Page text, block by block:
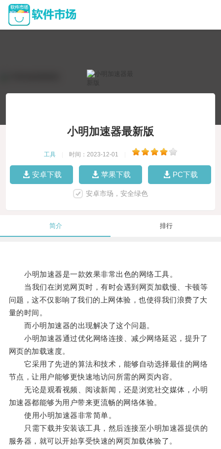
小明加速器最新版
工具 时间：2023-12-01
安卓下载 苹果下载 PC下载
安卓市场，安全绿色
简介 排行
小明加速器是一款效果非常出色的网络工具。
当我们在浏览网页时，有时会遇到网页加载慢、卡顿等
问题，这不仅影响了我们的上网体验，也使得我们浪费了大
量的时间。
而小明加速器的出现解决了这个问题。
小明加速器通过优化网络连接、减少网络延迟，提升了
网页的加载速度。
它采用了先进的算法和技术，能够自动选择最佳的网络
节点，让用户能够更快速地访问所需的网页内容。
无论是观看视频、阅读新闻，还是浏览社交媒体，小明
加速器都能够为用户带来更流畅的网络体验。
使用小明加速器非常简单。
只需下载并安装该工具，然后连接至小明加速器提供的
服务器，就可以开始享受快速的网页加载体验了。